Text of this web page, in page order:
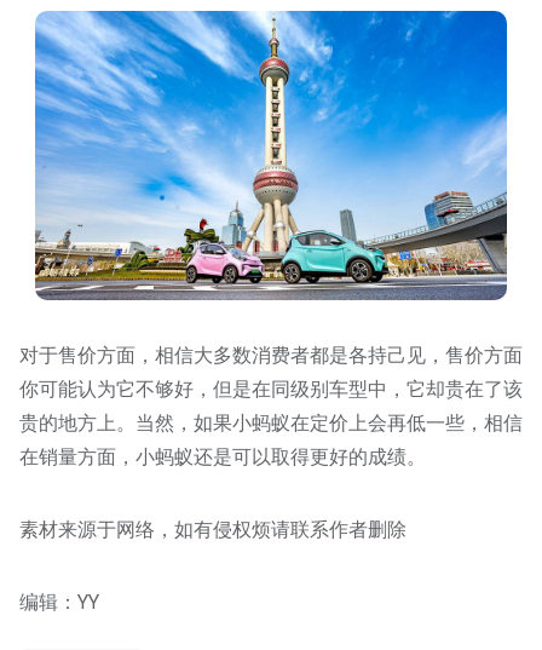
对于售价方面，相信大多数消费者都是各持己见，售价方面
你可能认为它不够好，但是在同级别车型中，它却贵在了该
贵的地方上。当然，如果小蚂蚁在定价上会再低一些，相信
在销量方面，小蚂蚁还是可以取得更好的成绩。
素材来源于网络，如有侵权烦请联系作者删除
编辑：YY